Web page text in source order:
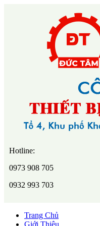
Hotline:
0973 908 705
0932 993 703
Trang Chủ
Giới Thiệu